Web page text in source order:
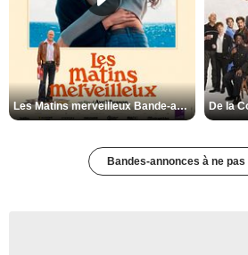
Les Matins merveilleux Bande-annonce VF
Bandes-annonces à ne